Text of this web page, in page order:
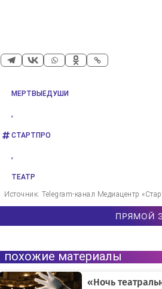
МЕРТВЫЕДУШИ
,
СТАРТПРО
,
ТЕАТР
Источник: Telegram-канал Медиацентр
ПРЯМОЙ
похожие материалы
«Ночь